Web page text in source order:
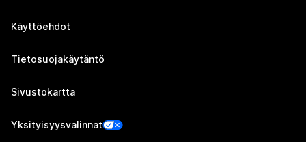
Käyttöehdot
Tietosuojakäytäntö
Sivustokartta
Yksityisyysvalinnat